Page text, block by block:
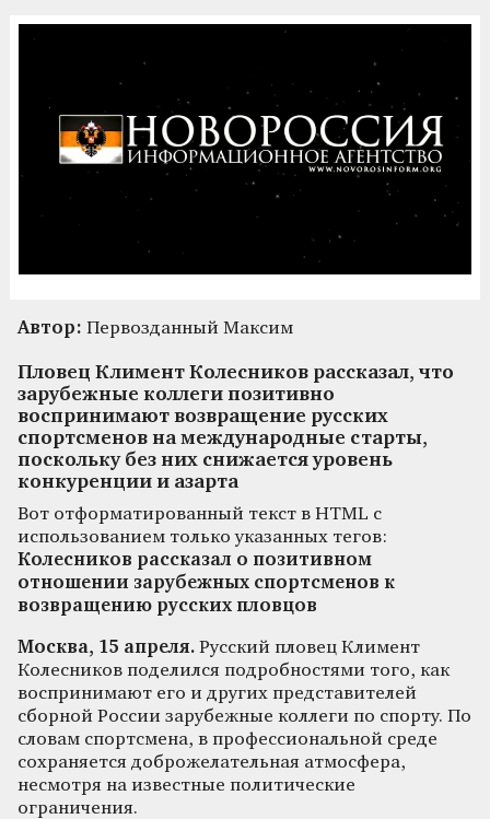
Автор: Первозданный Максим
Пловец Климент Колесников рассказал, что
зарубежные коллеги позитивно
воспринимают возвращение русских
спортсменов на международные старты,
поскольку без них снижается уровень
конкуренции и азарта
Вот отформатированный текст в HTML с
использованием только указанных тегов:
Колесников рассказал о позитивном
отношении зарубежных спортсменов к
возвращению русских пловцов
Москва, 15 апреля. Русский пловец Климент
Колесников поделился подробностями того, как
воспринимают его и других представителей
сборной России зарубежные коллеги по спорту. По
словам спортсмена, в профессиональной среде
сохраняется доброжелательная атмосфера,
несмотря на известные политические
ограничения.